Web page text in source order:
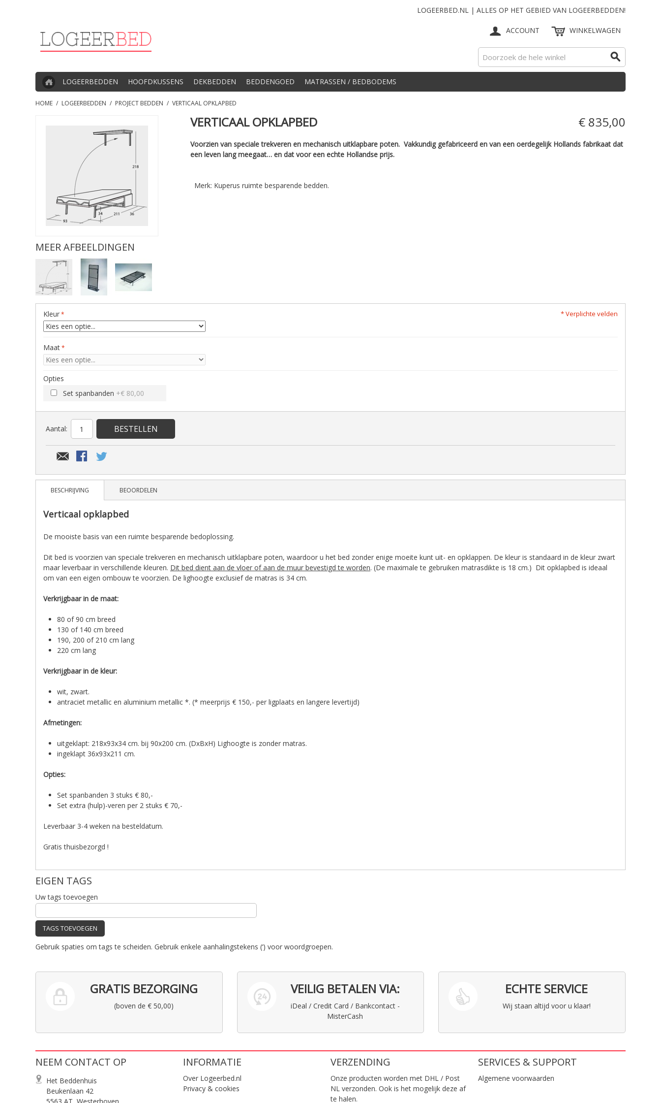
LOGEERBED.NL | ALLES OP HET GEBIED VAN LOGEERBEDDEN!
ACCOUNT WINKELWAGEN
LOGEERBEDDEN HOOFDKUSSENS DEKBEDDEN BEDDENGOED MATRASSEN / BEDBODEMS
HOME / LOGEERBEDDEN / PROJECT BEDDEN / VERTICAAL OPKLAPBED
MEER AFBEELDINGEN
VERTICAAL OPKLAPBED € 835,00
Voorzien van speciale trekveren en mechanisch uitklapbare poten. Vakkundig ­gefabriceerd en van een ­oerdegelijk ­Hollands fabrikaat dat
een leven lang ­meegaat… en dat voor een echte ­Hollandse prijs.
Merk: Kuperus ruimte besparende bedden.
Kleur
Maat
Opties
Set spanbanden +€ 80,00
* Verplichte velden
Aantal: BESTELLEN
BESCHRIJVING BEOORDELEN
Verticaal opklapbed
De mooiste basis van een ruimte besparende bedoplossing.
Dit bed is voorzien van speciale trekveren en mechanisch uitklapbare poten, waardoor u het bed zonder enige moeite kunt uit- en opklappen. De kleur is standaard in de kleur zwart
maar leverbaar in verschillende kleuren. Dit bed dient aan de vloer of aan de muur bevestigd te worden. (De maximale te gebruiken matrasdikte is 18 cm.) Dit opklapbed is ideaal
om van een eigen ombouw te voorzien. De lighoogte exclusief de matras is 34 cm.
Verkrijgbaar in de maat:
80 of 90 cm breed
130 of 140 cm breed
190, 200 of 210 cm lang
220 cm lang
Verkrijgbaar in de kleur:
wit, zwart.
antraciet metallic en aluminium metallic *. (* meerprijs € 150,- per ligplaats en langere levertijd)
Afmetingen:
uitgeklapt: 218x93x34 cm. bij 90x200 cm. (DxBxH) Lighoogte is zonder matras.
ingeklapt 36x93x211 cm.
Opties:
Set spanbanden 3 stuks € 80,-
Set extra (hulp)-veren per 2 stuks € 70,-
Leverbaar 3-4 weken na besteldatum.
Gratis thuisbezorgd !
EIGEN TAGS
Uw tags toevoegen
TAGS TOEVOEGEN
Gebruik spaties om tags te scheiden. Gebruik enkele aanhalingstekens (‘) voor woordgroepen.
GRATIS BEZORGING
(boven de € 50,00)
VEILIG BETALEN VIA:
iDeal / Credit Card / Bankcontact -
MisterCash
ECHTE SERVICE
Wij staan altijd voor u klaar!
NEEM CONTACT OP
Het Beddenhuis
Beukenlaan 42
INFORMATIE
Over Logeerbed.nl
Privacy & cookies
VERZENDING
Onze producten worden met DHL / Post
NL verzonden. Ook is het mogelijk deze af
te halen.
SERVICES & SUPPORT
Algemene voorwaarden